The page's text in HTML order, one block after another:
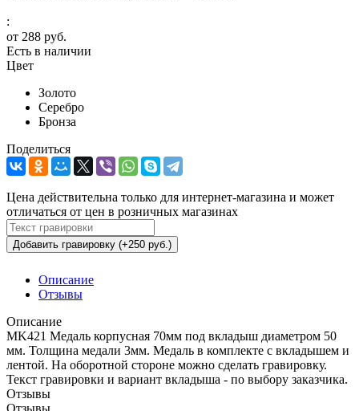
:
от 288 руб.
Есть в наличии
Цвет
Золото
Серебро
Бронза
Поделиться
Цена действительна только для интернет-магазина и может
отличаться от цен в розничных магазинах
Добавить гравировку (+250 руб.)
Описание
Отзывы
Описание
MK421 Медаль корпусная 70мм под вкладыш диаметром 50
мм. Толщина медали 3мм. Медаль в комплекте с вкладышем и
лентой. На оборотной стороне можно сделать гравировку.
Текст гравировки и вариант вкладыша - по выбору заказчика.
Отзывы